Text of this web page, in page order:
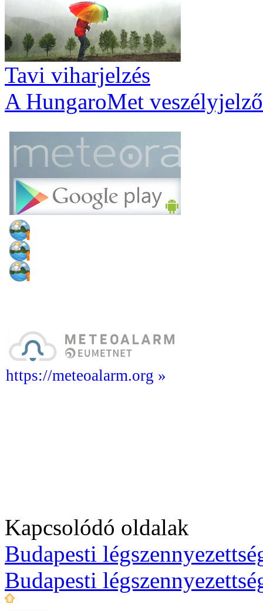
Tavi viharjelzés
A HungaroMet
https://meteoalarm.org »
Kapcsolódó oldalak
Budapesti
Budapesti